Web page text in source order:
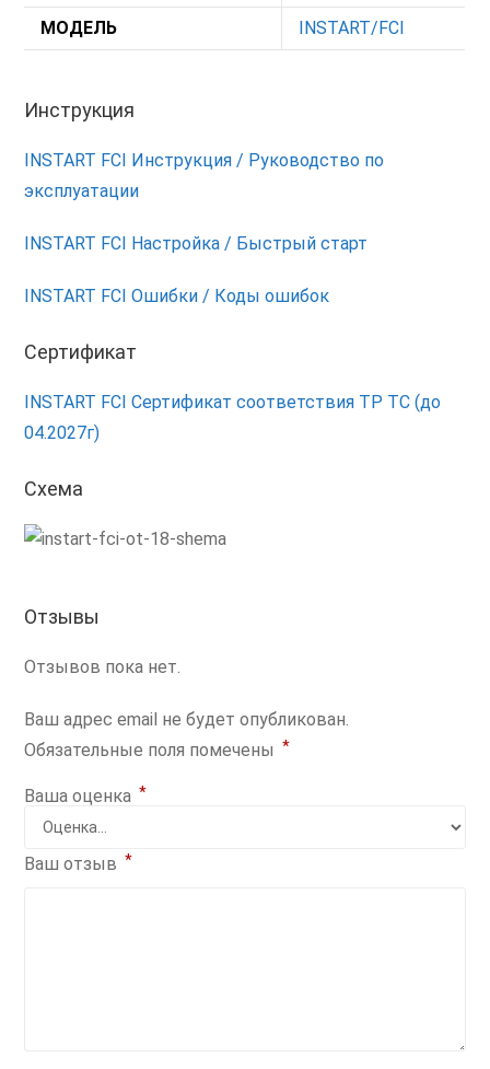
МОДЕЛЬ INSTART/FCI
Инструкция
INSTART FCI Инструкция / Руководство по
эксплуатации
INSTART FCI Настройка / Быстрый старт
INSTART FCI Ошибки / Коды ошибок
Сертификат
INSTART FCI Сертификат соответствия ТР ТС (до
04.2027г)
Схема
Отзывы
Отзывов пока нет.
Ваш адрес email не будет опубликован.
Обязательные поля помечены *
Ваша оценка *
Ваш отзыв *